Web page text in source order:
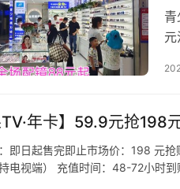
TV·年卡】59.9元抢198
即日起售完即止市场价：198 元
电视端） 充值时间：48-72小时